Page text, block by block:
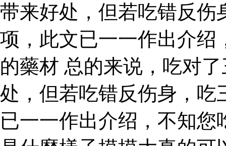
带来好处，但若吃错反伤
项，此文已一一作出介绍
的藥材 总的来说，吃对
处，但若吃错反伤身，吃
已一一作出介绍，不知您